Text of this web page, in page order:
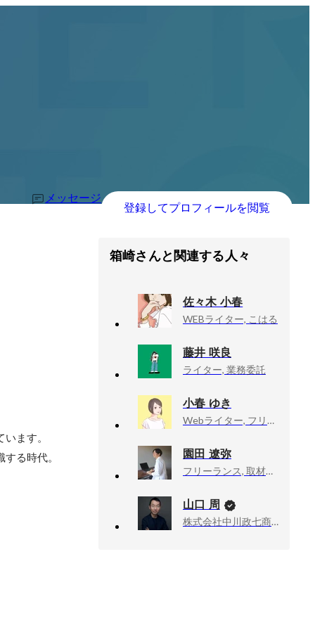
メッセージ
登録してプロフィールを閲覧
ます。
る時代。
箱崎さんと関連する人々
佐々木 小春
WEBライター, こはる
藤井 咲良
ライター, 業務委託
小春 ゆき
Webライター, フリーランス
園田 遼弥
フリーランス, 取材ライター・編集者
山口 周
株式会社中川政七商店, 社外取締役